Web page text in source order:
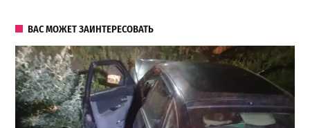
ВАС МОЖЕТ ЗАИНТЕРЕСОВАТЬ